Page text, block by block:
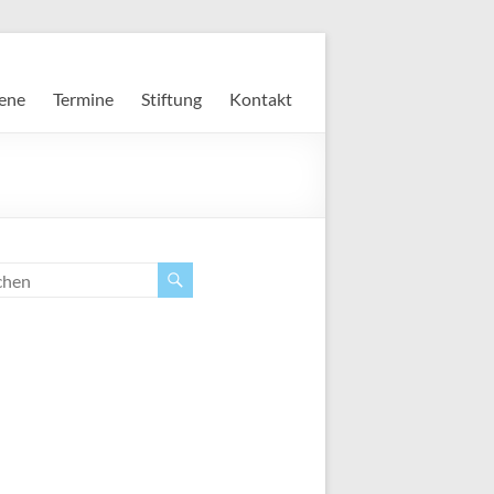
Termine Stiftung Kontakt